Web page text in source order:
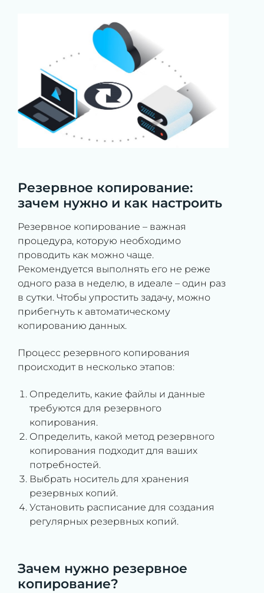
Резервное копирование:
зачем нужно и как настроить
Резервное копирование – важная
процедура, которую необходимо
проводить как можно чаще.
Рекомендуется выполнять его не реже
одного раза в неделю, в идеале – один раз
в сутки. Чтобы упростить задачу, можно
прибегнуть к автоматическому
копированию данных.
Процесс резервного копирования
происходит в несколько этапов:
Определить, какие файлы и данные
требуются для резервного
копирования.
Определить, какой метод резервного
копирования подходит для ваших
потребностей.
Выбрать носитель для хранения
резервных копий.
Установить расписание для создания
регулярных резервных копий.
Зачем нужно резервное
копирование?